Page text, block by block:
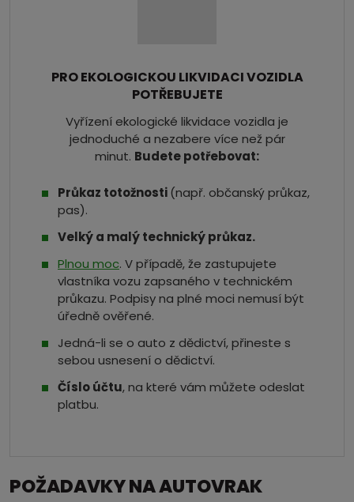
PRO EKOLOGICKOU LIKVIDACI VOZIDLA
POTŘEBUJETE
Vyřízení ekologické likvidace vozidla je
jednoduché a nezabere více než pár
minut. Budete potřebovat:
Průkaz totožnosti(např. občanský průkaz,
pas).
Velký a malý technický průkaz.
Plnou moc. V případě, že zastupujete
vlastníka vozu zapsaného v technickém
průkazu. Podpisy na plné moci nemusí být
úředně ověřené.
Jedná-li se o auto z dědictví, přineste s
sebou usnesení o dědictví.
Číslo účtu, na které vám můžete odeslat
platbu.
POŽADAVKY NA AUTOVRAK